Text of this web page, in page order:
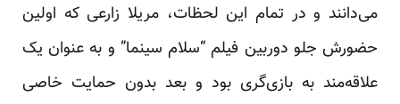
می‌دانند و در تمام این لحظات، مریلا زارعی که اولین
حضورش جلو دوربین فیلم “سلام سینما” و به عنوان یک
علاقه‌مند به بازی‌گری بود و بعد بدون حمایت خاصی